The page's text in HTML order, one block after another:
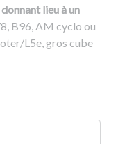
donnant lieu à un
B96, AM cyclo ou
L5e, gros cube